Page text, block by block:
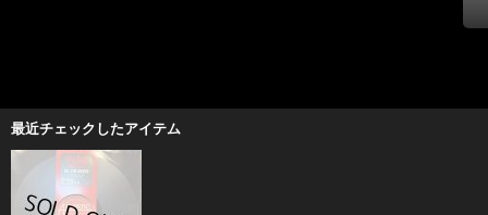
最近チェックしたアイテム